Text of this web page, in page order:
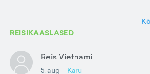
REISIKAASLASED
Reis Vietnami
5. aug Karu